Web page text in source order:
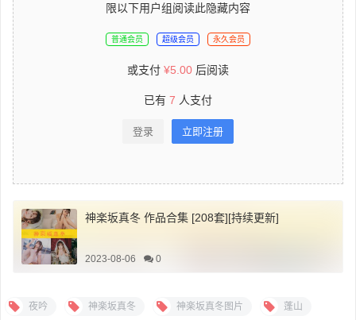
限以下用户组阅读此隐藏内容
普通会员 超级会员 永久会员
或支付 ¥5.00 后阅读
已有 7 人支付
登录 立即注册
神楽坂真冬 作品合集 [208套][持续更新]
2023-08-06 0
夜吟 神楽坂真冬 神楽坂真冬图片 蓬山